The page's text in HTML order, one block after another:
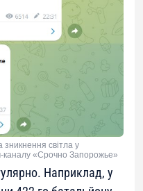
світла у
каналу «Срочно Запорожье»
Наприклад, у